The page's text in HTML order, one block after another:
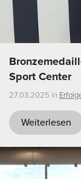
Sport Center
27.03.2025 in
Weiterlesen